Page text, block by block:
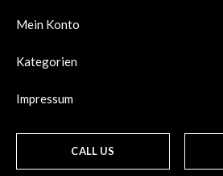
Mein Konto
Kategorien
Impressum
CALL US